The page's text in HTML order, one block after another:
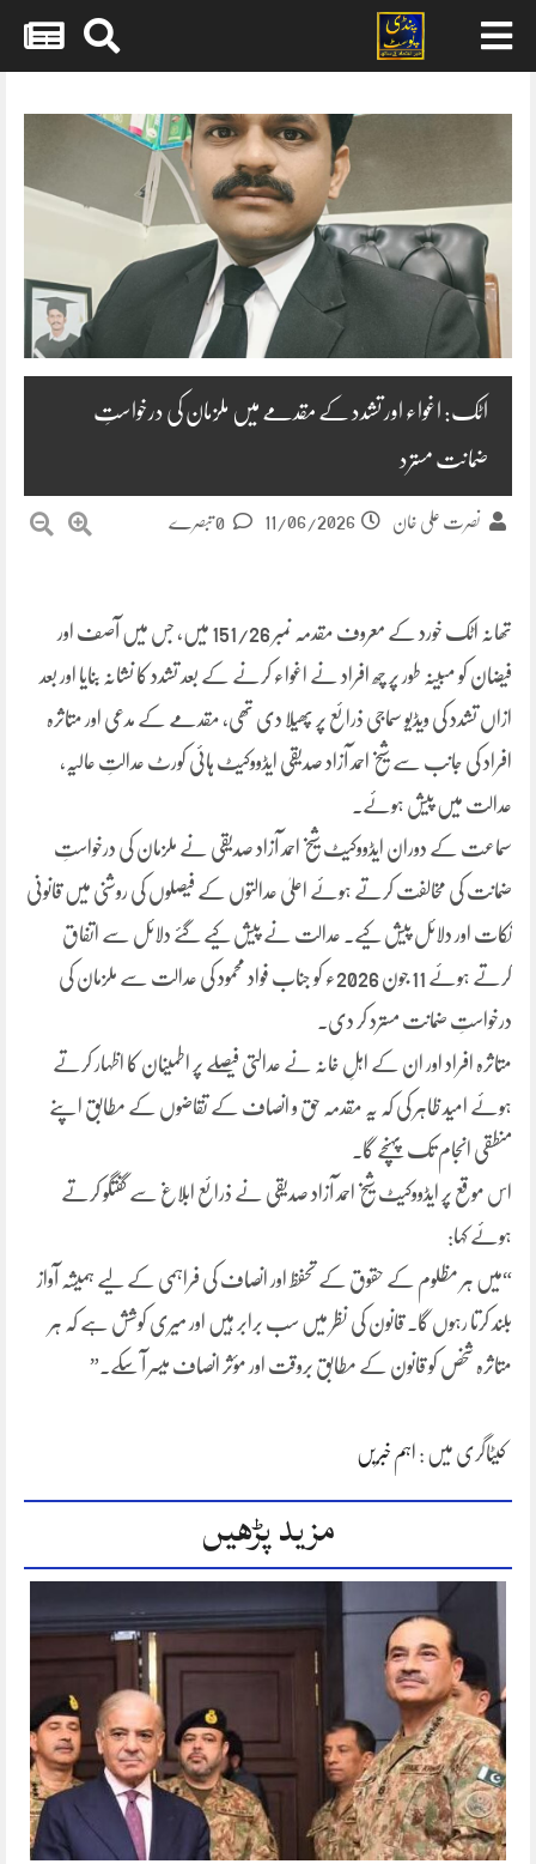
content
اٹک: اغواء اور تشدد کے مقدمے میں ملزمان کی درخواستِ
ضمانت مسترد
نصرت علی خان 11/06/2026
تھانہ اٹک خورد کے معروف مقدمہ نمبر 151/26 میں، جس میں آصف اور
فیضان کو مبینہ طور پر چھ افراد نے اغواء کرنے کے بعد تشدد کا نشانہ بنایا اور بعد
ازاں تشدد کی ویڈیو سماجی ذرائع پر پھیلا دی تھی، مقدمے کے مدعی اور متاثرہ
افراد کی جانب سے شیخ احمد آزاد صدیقی ایڈووکیٹ ہائی کورٹ عدالتِ عالیہ،
عدالت میں پیش ہوئے۔
سماعت کے دوران ایڈووکیٹ شیخ احمد آزاد صدیقی نے ملزمان کی درخواستِ
ضمانت کی مخالفت کرتے ہوئے اعلیٰ عدالتوں کے فیصلوں کی روشنی میں قانونی
نکات اور دلائل پیش کیے۔ عدالت نے پیش کیے گئے دلائل سے اتفاق
کرتے ہوئے 11 جون 2026ء کو جناب فواد محمود کی عدالت سے ملزمان کی
درخواستِ ضمانت مسترد کر دی۔
متاثرہ افراد اور ان کے اہلِ خانہ نے عدالتی فیصلے پر اطمینان کا اظہار کرتے
ہوئے امید ظاہر کی کہ یہ مقدمہ حق و انصاف کے تقاضوں کے مطابق اپنے
منطقی انجام تک پہنچے گا۔
اس موقع پر ایڈووکیٹ شیخ احمد آزاد صدیقی نے ذرائع ابلاغ سے گفتگو کرتے
ہوئے کہا:
“میں ہر مظلوم کے حقوق کے تحفظ اور انصاف کی فراہمی کے لیے ہمیشہ آواز
بلند کرتا رہوں گا۔ قانون کی نظر میں سب برابر ہیں اور میری کوشش ہے کہ ہر
متاثرہ شخص کو قانون کے مطابق بروقت اور مؤثر انصاف میسر آ سکے۔”
کیٹاگری میں : اہم خبریں
مزید پڑھیں